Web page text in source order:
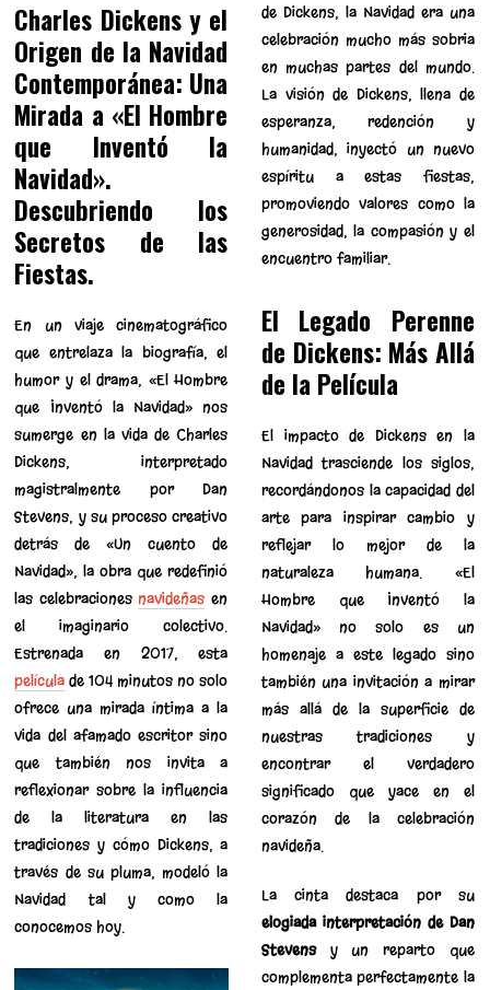
Charles Dickens y el
Origen de la Navidad
Contemporánea: Una
Mirada a «El Hombre
que Inventó la
Navidad».
Descubriendo los
Secretos de las
Fiestas.
En un viaje cinematográfico
que entrelaza la biografía, el
humor y el drama, «El Hombre
que Inventó la Navidad» nos
sumerge en la vida de Charles
Dickens, interpretado
magistralmente por Dan
Stevens, y su proceso creativo
detrás de «Un cuento de
Navidad», la obra que redefinió
las celebracionesnavideñas en
el imaginario colectivo.
Estrenada en 2017, esta
película de 104 minutos no solo
ofrece una mirada íntima a la
vida del afamado escritor sino
que también nos invita a
reflexionar sobre la influencia
de la literatura en las
tradiciones y cómo Dickens, a
través de su pluma, modeló la
Navidad tal y como la
conocemos hoy.
de Dickens, la Navidad era una
celebración mucho más sobria
en muchas partes del mundo.
La visión de Dickens, llena de
esperanza, redención y
humanidad, inyectó un nuevo
espíritu a estas fiestas,
promoviendo valores como la
generosidad, la compasión y el
encuentro familiar.
El Legado Perenne
de Dickens: Más Allá
de la Película
El impacto de Dickens en la
Navidad trasciende los siglos,
recordándonos la capacidad del
arte para inspirar cambio y
reflejar lo mejor de la
naturaleza humana. «El
Hombre que Inventó la
Navidad» no solo es un
homenaje a este legado sino
también una invitación a mirar
más allá de la superficie de
nuestras tradiciones y
encontrar el verdadero
significado que yace en el
corazón de la celebración
navideña.
La cinta destaca por su
elogiada interpretación de Dan
Stevensy un reparto que
complementa perfectamente la